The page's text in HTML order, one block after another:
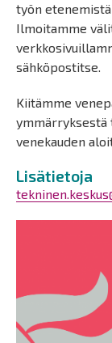
työn
Ilmoitamme
sähköpostitse.
Kiitämme
ymmärryksestä
venekauden
Lisätietoja